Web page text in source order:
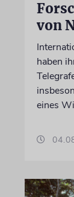
von
haben
eines